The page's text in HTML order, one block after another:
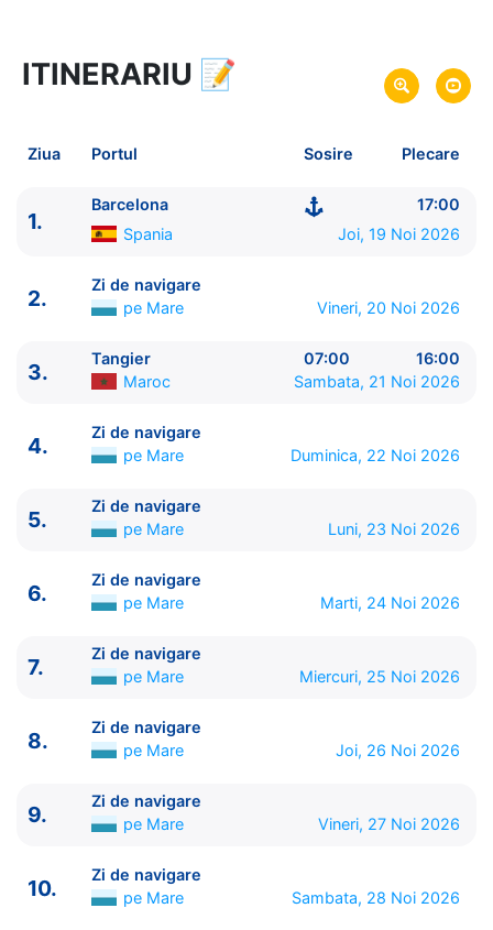
17 zile vacanta de croaziera in
link oferta
Plecare pe 19 Noi 2026 din Barcelona, Spania
Celebrity Cruises
ITINERARIU
----------------------------------------
1. Barcelona Spania
Tangier Maroc 07:00 - 16:00
4.
Zi de navigare pe Mare
0:00 - 0:00
6.
Zi de navigare pe Mare
Zi de navigare pe Mare
0:00 - 0:00
9.
Zi de navigare pe Mare
Zi de navigare
0:00 - 0:00
Salvador de Bahia
12.
Zi de navigare
0:00 - 0:00
ITINERARIU 📝
Ziua Portul Sosire Plecare
1.
Barcelona
17:00
Spania
Joi, 19 Noi 2026
2.
Zi de navigare
pe Mare
Vineri, 20 Noi 2026
3.
Tangier 07:00
16:00
Maroc
Sambata, 21 Noi 2026
4.
Zi de navigare
pe Mare
Duminica, 22 Noi 2026
5.
Zi de navigare
pe Mare
Luni, 23 Noi 2026
6.
Zi de navigare
pe Mare
Marti, 24 Noi 2026
7.
Zi de navigare
pe Mare
Miercuri, 25 Noi 2026
8.
Zi de navigare
pe Mare
Joi, 26 Noi 2026
9.
Zi de navigare
pe Mare
Vineri, 27 Noi 2026
10.
Zi de navigare
pe Mare
Sambata, 28 Noi 2026